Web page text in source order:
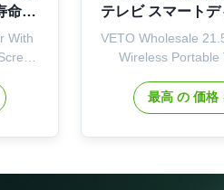
命タ
With
テレビ スマート
立デジタ
VETO Wholesale
Wireless Portable
featuring built-in
battery, and high-
for versatile
applications. Key
最高 の 価格